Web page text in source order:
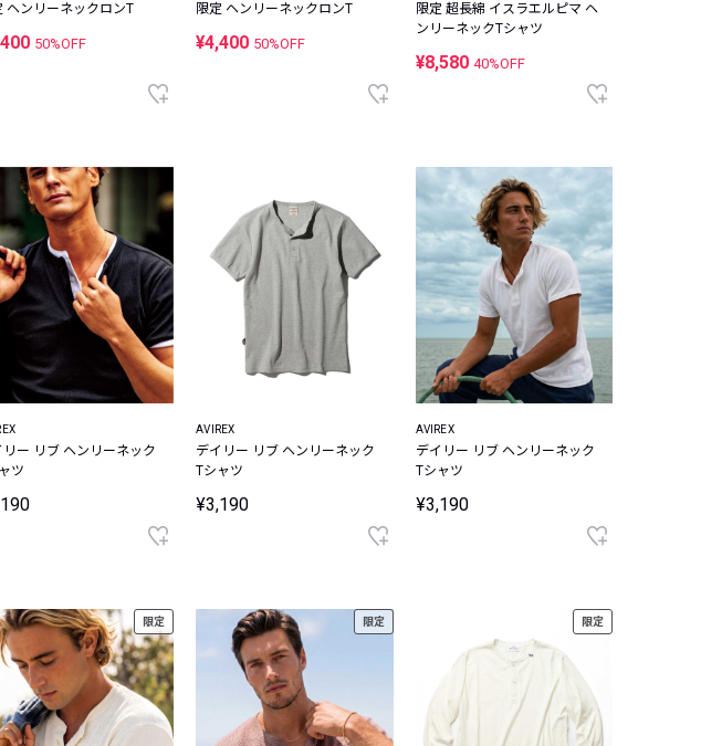
ヘンリーネックロンT
50%OFF
限定 ヘンリーネックロンT
¥4,400 50%OFF
限定 超長綿 イスラエルピマ ヘ
ンリーネックTシャツ
¥8,580 40%OFF
リー リブ ヘンリーネック
ツ
AVIREX
デイリー リブ ヘンリーネック
Tシャツ
¥3,190
AVIREX
デイリー リブ ヘンリーネック
Tシャツ
¥3,190
限定 限定 限定